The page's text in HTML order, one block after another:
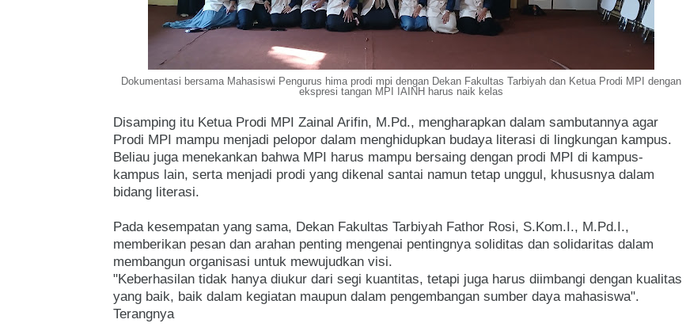
Dokumentasi bersama Mahasiswi Pengurus hima prodi mpi dengan Dekan Fakultas Tarbiyah dan Ketua Prodi MPI dengan
ekspresi tangan MPI IAINH harus naik kelas
Disamping itu Ketua Prodi MPI Zainal Arifin, M.Pd., mengharapkan dalam sambutannya agar
Prodi MPI mampu menjadi pelopor dalam menghidupkan budaya literasi di lingkungan kampus.
Beliau juga menekankan bahwa MPI harus mampu bersaing dengan prodi MPI di kampus-
kampus lain, serta menjadi prodi yang dikenal santai namun tetap unggul, khususnya dalam
bidang literasi.
Pada kesempatan yang sama, Dekan Fakultas Tarbiyah Fathor Rosi, S.Kom.I., M.Pd.I.,
memberikan pesan dan arahan penting mengenai pentingnya soliditas dan solidaritas dalam
membangun organisasi untuk mewujudkan visi.
"Keberhasilan tidak hanya diukur dari segi kuantitas, tetapi juga harus diimbangi dengan kualitas
yang baik, baik dalam kegiatan maupun dalam pengembangan sumber daya mahasiswa".
Terangnya